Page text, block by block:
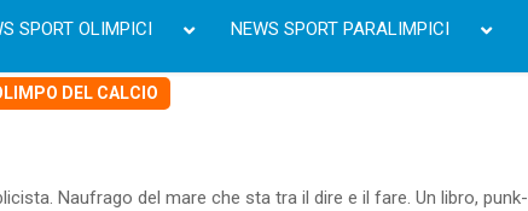
SPORT OLIMPICI NEWS SPORT PARALIMPICI
DEL CALCIO
Naufrago del mare che sta tra il dire e il fare. Un libro, punk-